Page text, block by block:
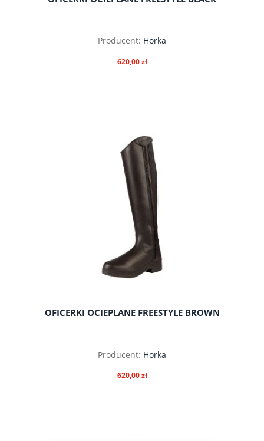
Producent: Horka
620,00 zł
do koszyka
OFICERKI OCIEPLANE FREESTYLE BROWN
Producent: Horka
620,00 zł